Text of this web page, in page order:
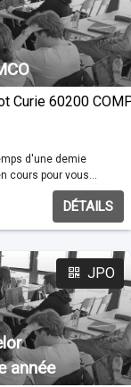
Curie 60200
d'une demie
DÉTAILS
JPO
année